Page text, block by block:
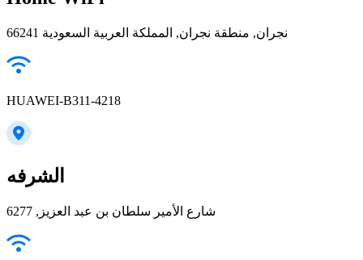
66241 نجران, منطقة نجران, المملكة العربية السعودية
HUAWEI-B311-4218
الشرفه
شارع الأمير سلطان بن عبد العزيز, 6277